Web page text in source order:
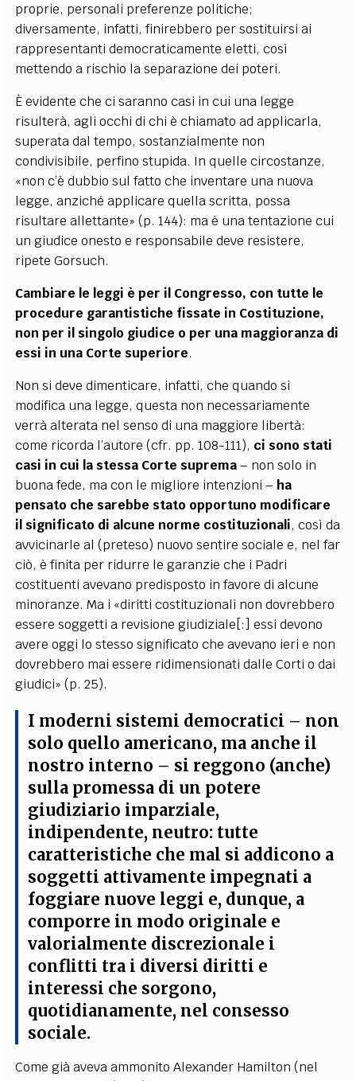
proprie, personali preferenze politiche;
diversamente, infatti, finirebbero per sostituirsi ai
rappresentanti democraticamente eletti, così
mettendo a rischio la separazione dei poteri.
È evidente che ci saranno casi in cui una legge
risulterà, agli occhi di chi è chiamato ad applicarla,
superata dal tempo, sostanzialmente non
condivisibile, perfino stupida. In quelle circostanze,
«non c’è dubbio sul fatto che inventare una nuova
legge, anziché applicare quella scritta, possa
risultare allettante» (p. 144): ma è una tentazione cui
un giudice onesto e responsabile deve resistere,
ripete Gorsuch.
Cambiare le leggi è per il Congresso, con tutte le
procedure garantistiche fissate in Costituzione,
non per il singolo giudice o per una maggioranza di
essi in una Corte superiore.
Non si deve dimenticare, infatti, che quando si
modifica una legge, questa non necessariamente
verrà alterata nel senso di una maggiore libertà:
come ricorda l’autore (cfr. pp. 108-111), ci sono stati
casi in cui la stessa Corte suprema– non solo in
buona fede, ma con le migliore intenzioni – ha
pensato che sarebbe stato opportuno modificare
il significato di alcune norme costituzionali, così da
avvicinarle al (preteso) nuovo sentire sociale e, nel far
ciò, è finita per ridurre le garanzie che i Padri
costituenti avevano predisposto in favore di alcune
minoranze. Ma i «diritti costituzionali non dovrebbero
essere soggetti a revisione giudiziale[:] essi devono
avere oggi lo stesso significato che avevano ieri e non
dovrebbero mai essere ridimensionati dalle Corti o dai
giudici» (p. 25).
I moderni sistemi democratici – non
solo quello americano, ma anche il
nostro interno – si reggono (anche)
sulla promessa di un potere
giudiziario imparziale,
indipendente, neutro: tutte
caratteristiche che mal si addicono a
soggetti attivamente impegnati a
foggiare nuove leggi e, dunque, a
comporre in modo originale e
valorialmente discrezionale i
conflitti tra i diversi diritti e
interessi che sorgono,
quotidianamente, nel consesso
sociale.
Come già aveva ammonito Alexander Hamilton (nel